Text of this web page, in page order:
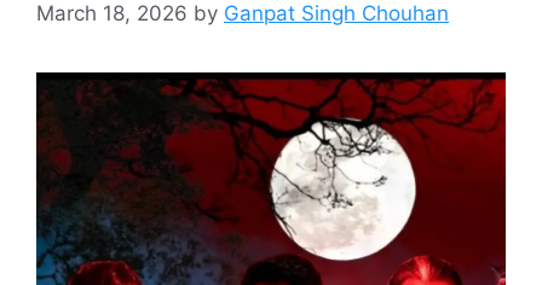
March 18, 2026 by Ganpat Singh Chouhan